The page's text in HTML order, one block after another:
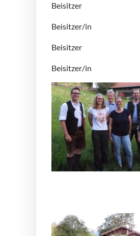
Beisitzer
Beisitzer/in
Beisitzer
Beisitzer/in